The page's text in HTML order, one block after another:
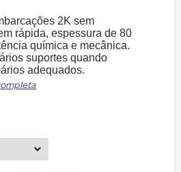
2K sem
rápida, espessura de 80
química e mecânica.
suportes quando
adequados.